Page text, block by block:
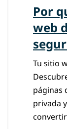
Por
web
Tu sitio
páginas
privada